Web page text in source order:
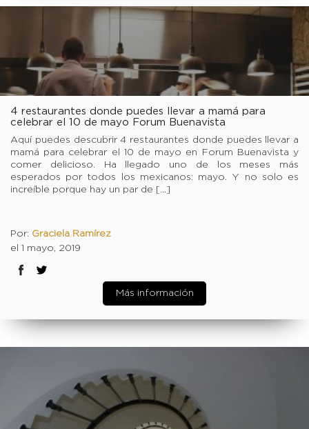
4 restaurantes donde puedes llevar a mamá para
celebrar el 10 de mayo Forum Buenavista
Aquí puedes descubrir 4 restaurantes donde puedes llevar a
mamá para celebrar el 10 de mayo en Forum Buenavista y
comer delicioso. Ha llegado uno de los meses más
esperados por todos los mexicanos: mayo. Y no solo es
increíble porque hay un par de […]
Por: Graciela Ramírez
el 1 mayo, 2019
Más información